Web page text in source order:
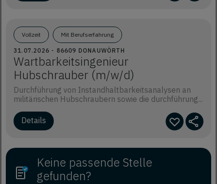
Vollzeit Mit Berufserfahrung
31.07.2026 - 86609 DONAUWÖRTH
Wartbarkeitsingenieur
Hubschrauber (m/w/d)
Durchführung von Instandhaltbarkeitsanalysen an
militärischen Hubschraubern sowie die durchführung...
Details
Keine passende Stelle
gefunden?